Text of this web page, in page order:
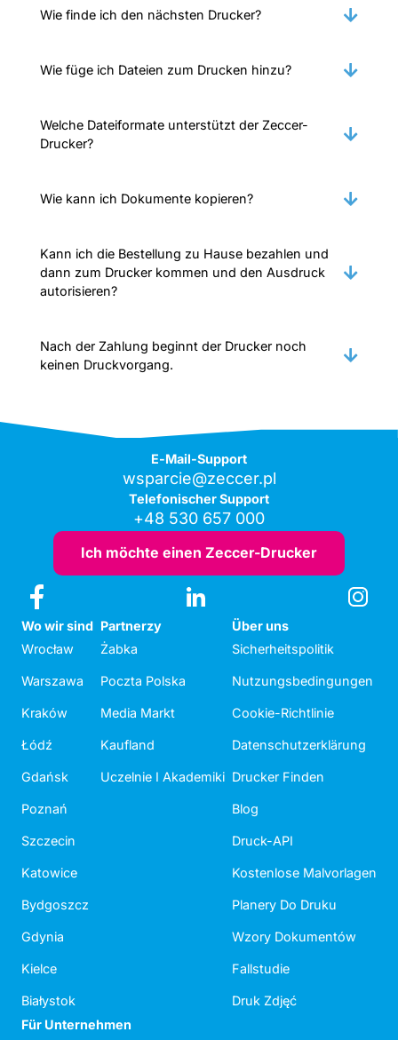
Wie finde ich den nächsten Drucker?
Wie füge ich Dateien zum Drucken hinzu?
Welche Dateiformate unterstützt der Zeccer-
Drucker?
Wie kann ich Dokumente kopieren?
Kann ich die Bestellung zu Hause bezahlen und
dann zum Drucker kommen und den Ausdruck
autorisieren?
Nach der Zahlung beginnt der Drucker noch
keinen Druckvorgang.
E-Mail-Support
wsparcie@zeccer.pl
Telefonischer Support
+48 530 657 000
Ich möchte einen Zeccer-Drucker
Wo wir sind
Wrocław
Warszawa
Kraków
Łódź
Gdańsk
Poznań
Szczecin
Katowice
Bydgoszcz
Gdynia
Kielce
Białystok
Partnerzy
Żabka
Poczta Polska
Media Markt
Kaufland
Uczelnie I Akademiki
Über uns
Sicherheitspolitik
Nutzungsbedingungen
Cookie-Richtlinie
Datenschutzerklärung
Drucker Finden
Blog
Druck-API
Kostenlose Malvorlagen
Planery Do Druku
Wzory Dokumentów
Fallstudie
Druk Zdjęć
Für Unternehmen